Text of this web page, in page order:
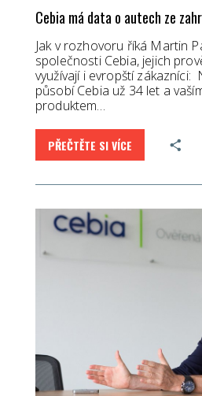
Cebia má data o autech ze
Jak v rozhovoru říká Martin
společnosti Cebia, jejich
využívají i evropští zákazníci:
působí Cebia už 34 let a
produktem…
PŘEČTĚTE SI VÍCE